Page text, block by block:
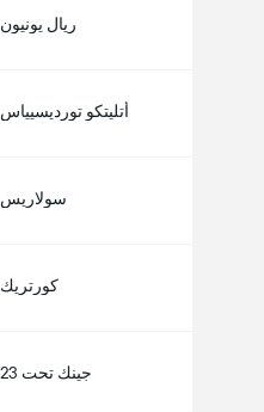
ريال يونيون
أتليتكو تورديسيياس
سولاريس
كورتريك
جينك تحت 23